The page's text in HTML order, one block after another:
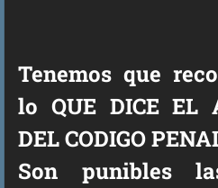
Tenemos que
lo QUE DICE EL
DEL CODIGO
Son punibles